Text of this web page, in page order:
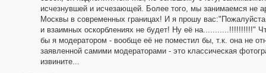
исчезнувшей и исчезающей. Более того, мы занимаемся не
Москвы в современных границах! И я прошу
и взаимных оскорблениях не будет! Ну её на...........!!!!!!!!!!"
бы я модератором - вообще её не поместил бы, т.к. она не
заявленной самими модераторами - это классическая
извините...